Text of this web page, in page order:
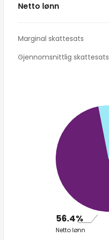
Netto lønn
Marginal skattesats
Gjennomsnittlig skattesats
56.4%
Netto lønn